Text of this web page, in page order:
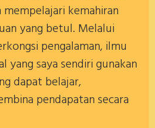
mempelajari kemahiran
yang betul. Melalui
pengalaman, ilmu
yang saya sendiri gunakan
dapat belajar,
pendapatan secara